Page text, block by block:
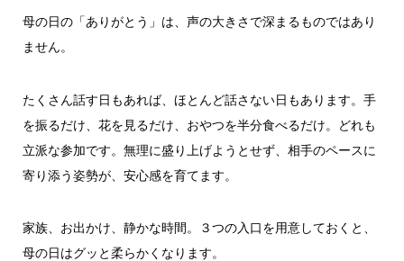
母の日の「ありがとう」は、声の大きさで深まるものではあり
ません。
たくさん話す日もあれば、ほとんど話さない日もあります。手
を振るだけ、花を見るだけ、おやつを半分食べるだけ。どれも
立派な参加です。無理に盛り上げようとせず、相手のペースに
寄り添う姿勢が、安心感を育てます。
家族、お出かけ、静かな時間。３つの入口を用意しておくと、
母の日はグッと柔らかくなります。